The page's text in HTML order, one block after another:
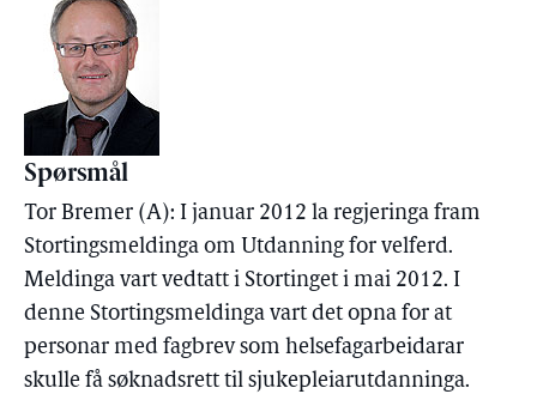
Spørsmål
Tor Bremer (A): I januar 2012 la regjeringa fram
Stortingsmeldinga om Utdanning for velferd.
Meldinga vart vedtatt i Stortinget i mai 2012. I
denne Stortingsmeldinga vart det opna for at
personar med fagbrev som helsefagarbeidarar
skulle få søknadsrett til sjukepleiarutdanninga.